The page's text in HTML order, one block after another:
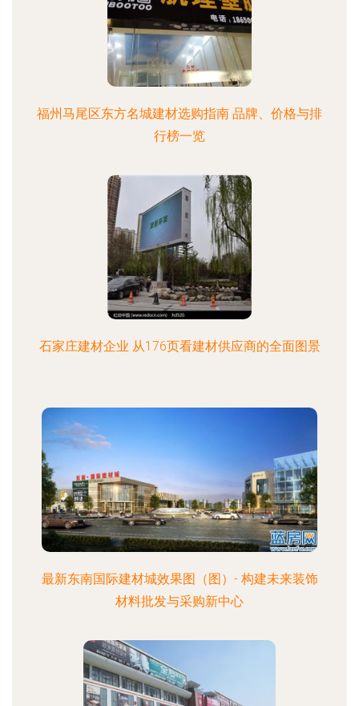
福州马尾区东方名城建材选购指南 品牌、价格与排
行榜一览
石家庄建材企业 从176页看建材供应商的全面图景
最新东南国际建材城效果图（图）- 构建未来装饰
材料批发与采购新中心